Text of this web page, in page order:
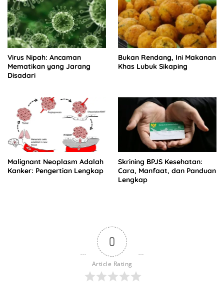
Virus Nipah: Ancaman
Mematikan yang Jarang
Disadari
Bukan Rendang, Ini Makanan
Khas Lubuk Sikaping
Malignant Neoplasm Adalah
Kanker: Pengertian Lengkap
Skrining BPJS Kesehatan:
Cara, Manfaat, dan Panduan
Lengkap
0
Article Rating